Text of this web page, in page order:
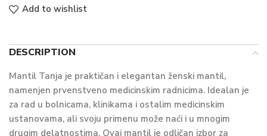
Add to wishlist
DESCRIPTION
Mantil Tanja je praktičan i elegantan ženski mantil,
namenjen prvenstveno medicinskim radnicima. Idealan je
za rad u bolnicama, klinikama i ostalim medicinskim
ustanovama, ali svoju primenu može naći i u mnogim
drugim delatnostima. Ovaj mantil je odličan izbor za